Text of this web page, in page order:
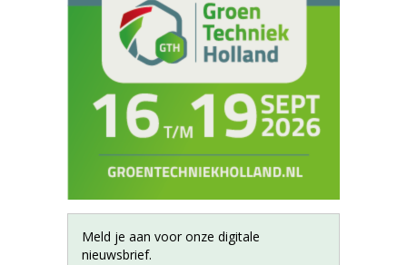
Meld je aan voor onze digitale
nieuwsbrief.